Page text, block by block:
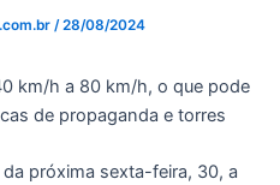
/28/08/2024
km/h a 80 km/h, o que pode
de propaganda e torres
próxima sexta-feira, 30, a